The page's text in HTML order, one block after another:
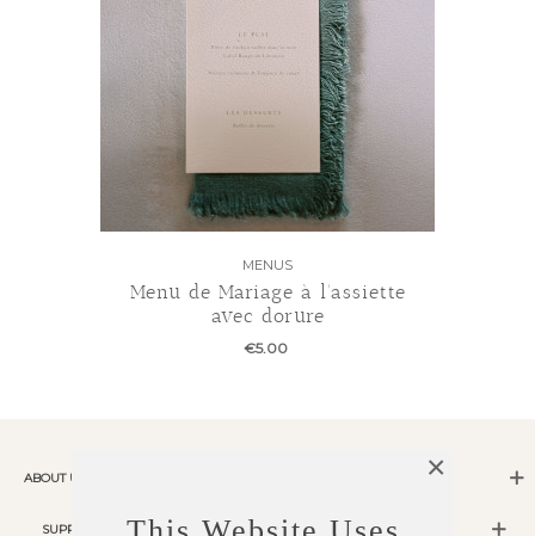
MENUS
Menu de Mariage à l'assiette
avec dorure
€5.00
ABOUT US
SUPPORT
×